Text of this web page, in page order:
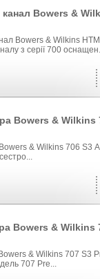
Bowers &
Bowers & Wilkins
з серії 700
Bowers & Wilkins
& Wilkins 706 S3
Bowers & Wilkins
& Wilkins 707 S3
707 Pre...